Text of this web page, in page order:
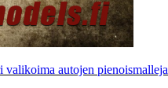
valikoima autojen pienoismalleja